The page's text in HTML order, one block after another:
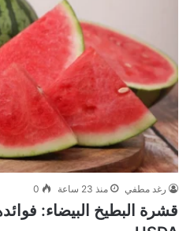
رغد مطفي منذ 23 ساعة 0
قشرة البطيخ البيضاء: